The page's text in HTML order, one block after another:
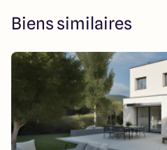
Biens similaires